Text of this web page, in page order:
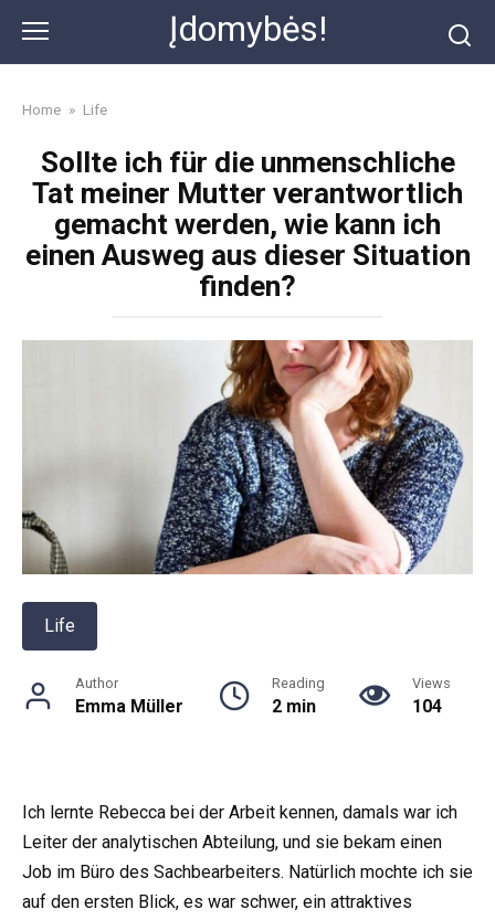
content
Įdomybės!
Home » Life
Sollte ich für die unmenschliche
Tat meiner Mutter verantwortlich
gemacht werden, wie kann ich
einen Ausweg aus dieser Situation
finden?
Life
Author
Emma Müller
Reading
2 min
Views
104
Ich lernte Rebecca bei der Arbeit kennen, damals war ich
Leiter der analytischen Abteilung, und sie bekam einen
Job im Büro des Sachbearbeiters. Natürlich mochte ich sie
auf den ersten Blick, es war schwer, ein attraktives